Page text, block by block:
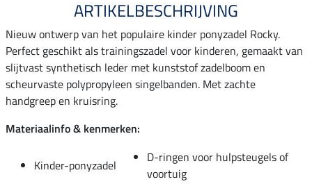
ARTIKELBESCHRIJVING
Nieuw ontwerp van het populaire kinder ponyzadel Rocky.
Perfect geschikt als trainingszadel voor kinderen, gemaakt van
slijtvast synthetisch leder met kunststof zadelboom en
scheurvaste polypropyleen singelbanden. Met zachte
handgreep en kruisring.
Materiaalinfo & kenmerken:
Kinder-ponyzadel
D-ringen voor hulpsteugels of
voortuig